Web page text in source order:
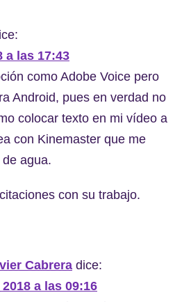
a las 17:43
como Adobe Voice pero
Android, pues en verdad no
colocar texto en mi vídeo a
con Kinemaster que me
agua.
con su trabajo.
Cabrera dice:
a las 09:16